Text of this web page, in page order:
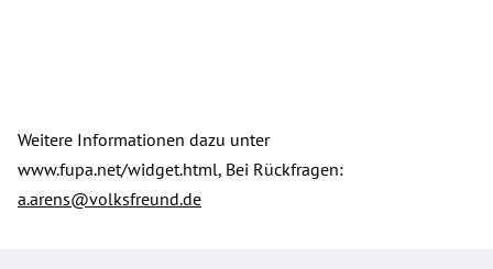
Weitere Informationen dazu unter
www.fupa.net/widget.html, Bei Rückfragen:
a.arens@volksfreund.de